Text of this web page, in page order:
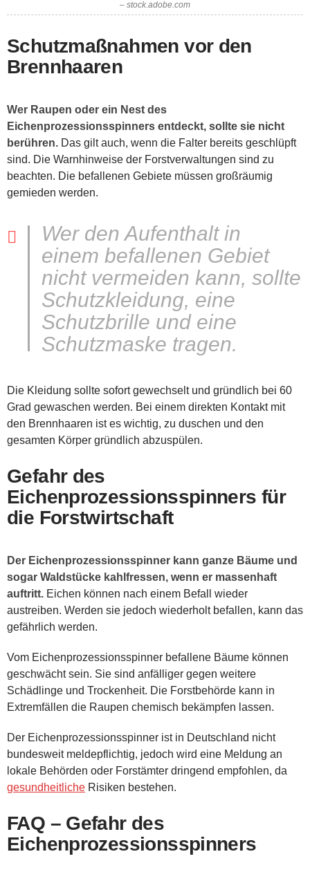
– stock.adobe.com
Schutzmaßnahmen vor den
Brennhaaren
Wer Raupen oder ein Nest des
Eichenprozessionsspinners entdeckt, sollte sie nicht
berühren. Das gilt auch, wenn die Falter bereits geschlüpft
sind. Die Warnhinweise der Forstverwaltungen sind zu
beachten. Die befallenen Gebiete müssen großräumig
gemieden werden.
Wer den Aufenthalt in
einem befallenen Gebiet
nicht vermeiden kann, sollte
Schutzkleidung, eine
Schutzbrille und eine
Schutzmaske tragen.
Die Kleidung sollte sofort gewechselt und gründlich bei 60
Grad gewaschen werden. Bei einem direkten Kontakt mit
den Brennhaaren ist es wichtig, zu duschen und den
gesamten Körper gründlich abzuspülen.
Gefahr des
Eichenprozessionsspinners für
die Forstwirtschaft
Der Eichenprozessionsspinner kann ganze Bäume und
sogar Waldstücke kahlfressen, wenn er massenhaft
auftritt. Eichen können nach einem Befall wieder
austreiben. Werden sie jedoch wiederholt befallen, kann das
gefährlich werden.
Vom Eichenprozessionsspinner befallene Bäume können
geschwächt sein. Sie sind anfälliger gegen weitere
Schädlinge und Trockenheit. Die Forstbehörde kann in
Extremfällen die Raupen chemisch bekämpfen lassen.
Der Eichenprozessionsspinner ist in Deutschland nicht
bundesweit meldepflichtig, jedoch wird eine Meldung an
lokale Behörden oder Forstämter dringend empfohlen, da
gesundheitliche Risiken bestehen.
FAQ – Gefahr des
Eichenprozessionsspinners